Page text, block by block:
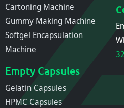
Cartoning Machine
Gummy Making Machine
Softgel Encapsulation
Machine
Empty Capsules
Gelatin Capsules
HPMC Capsules